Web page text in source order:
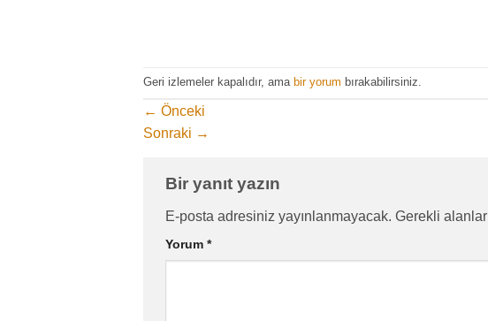
Geri izlemeler kapalıdır, ama bir yorum bırakabilirsiniz.
← Önceki
Sonraki →
Bir yanıt yazın
E-posta adresiniz yayınlanmayacak. Gerekli alanlar
Yorum *